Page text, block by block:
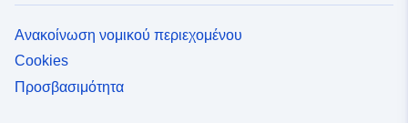
Ανακοίνωση νομικού περιεχομένου
Cookies
Προσβασιμότητα